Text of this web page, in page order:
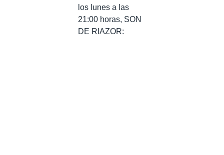
los lunes a las
21:00 horas, SON
DE RIAZOR: